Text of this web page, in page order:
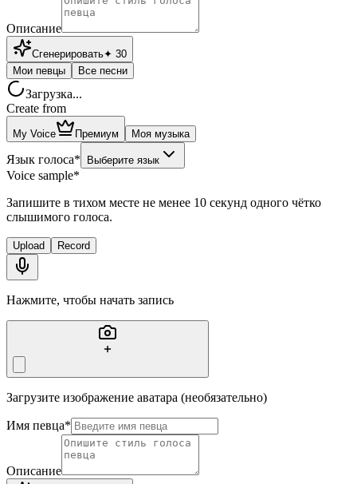
Описание
Сгенерировать✦ 30
Мои певцы
Все песни
Загрузка...
Create from
My Voice Премиум Моя музыка
Язык голоса* Выберите язык
Voice sample*
Запишите в тихом месте не менее 10 секунд одного чётко
слышимого голоса.
Upload Record
Нажмите, чтобы начать запись
Загрузите изображение аватара (необязательно)
Имя певца*
Описание